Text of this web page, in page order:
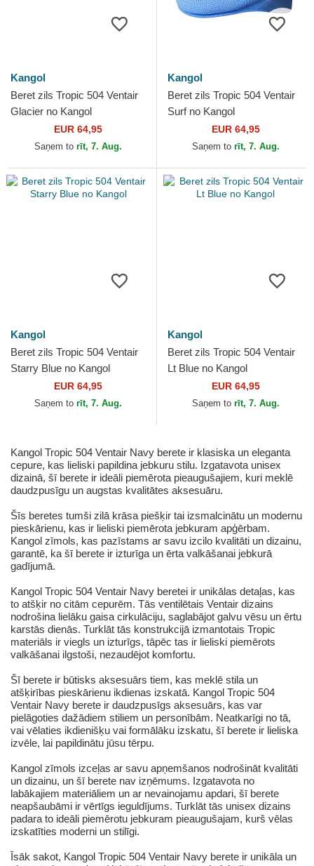
Kangol
Beret zils Tropic 504 Ventair
Glacier no Kangol
EUR 64,95
Saņem to rīt, 7. Aug.
Kangol
Beret zils Tropic 504 Ventair
Surf no Kangol
EUR 64,95
Saņem to rīt, 7. Aug.
Kangol
Beret zils Tropic 504 Ventair
Starry Blue no Kangol
EUR 64,95
Saņem to rīt, 7. Aug.
Kangol
Beret zils Tropic 504 Ventair
Lt Blue no Kangol
EUR 64,95
Saņem to rīt, 7. Aug.
Kangol Tropic 504 Ventair Navy berete ir klasiska un eleganta
cepure, kas lieliski papildina jebkuru stilu. Izgatavota unisex
dizainā, šī berete ir ideāli piemērota pieaugušajiem, kuri meklē
daudzpusīgu un augstas kvalitātes aksesuāru.
Šīs beretes tumši zilā krāsa piešķir tai izsmalcinātu un modernu
pieskārienu, kas ir lieliski piemērota jebkuram apģērbam.
Kangol zīmols, kas pazīstams ar savu izcilo kvalitāti un dizainu,
garantē, ka šī berete ir izturīga un ērta valkāšanai jebkurā
gadījumā.
Kangol Tropic 504 Ventair Navy beretei ir unikālas detaļas, kas
to atšķir no citām cepurēm. Tās ventilētais Ventair dizains
nodrošina lielāku gaisa cirkulāciju, saglabājot galvu vēsu un ērtu
karstās dienās. Turklāt tās konstrukcijā izmantotais Tropic
materiāls ir viegls un izturīgs, tāpēc tas ir lieliski piemērots
valkāšanai ilgstoši, nezaudējot komfortu.
Šī berete ir būtisks aksesuārs tiem, kas meklē stila un
atšķirības pieskārienu ikdienas izskatā. Kangol Tropic 504
Ventair Navy berete ir daudzpusīgs aksesuārs, kas var
pielāgoties dažādiem stiliem un personībām. Neatkarīgi no tā,
vai vēlaties ikdienišķu vai formālāku izskatu, šī berete ir lieliska
izvēle, lai papildinātu jūsu tērpu.
Kangol zīmols izceļas ar savu apņemšanos nodrošināt kvalitāti
un dizainu, un šī berete nav izņēmums. Izgatavota no
labākajiem materiāliem un ar nevainojamu apdari, šī berete
neapšaubāmi ir vērtīgs ieguldījums. Turklāt tās unisex dizains
padara to ideāli piemērotu jebkuram pieaugušajam, kurš vēlas
izskatīties moderni un stilīgi.
Īsāk sakot, Kangol Tropic 504 Ventair Navy berete ir unikāla un